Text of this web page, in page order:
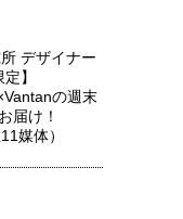
デザイナー
】
の週末
届け！
媒体）